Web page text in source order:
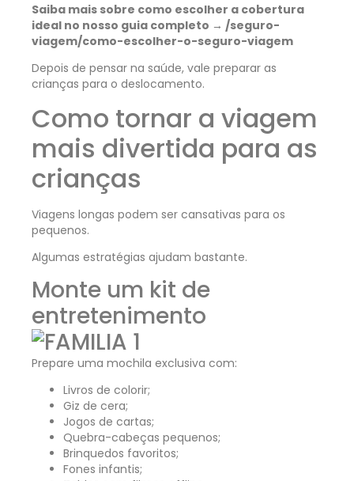
Saiba mais sobre como escolher a cobertura
ideal no nosso guia completo → /seguro-
viagem/como-escolher-o-seguro-viagem
Depois de pensar na saúde, vale preparar as
crianças para o deslocamento.
Como tornar a viagem
mais divertida para as
crianças
Viagens longas podem ser cansativas para os
pequenos.
Algumas estratégias ajudam bastante.
Monte um kit de
entretenimento
Prepare uma mochila exclusiva com:
Livros de colorir;
Giz de cera;
Jogos de cartas;
Quebra-cabeças pequenos;
Brinquedos favoritos;
Fones infantis;